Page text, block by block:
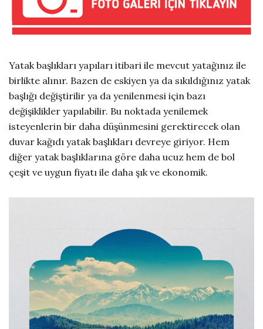
Yatak başlıkları yapıları itibari ile mevcut yatağınız ile
birlikte alınır. Bazen de eskiyen ya da sıkıldığınız yatak
başlığı değiştirilir ya da yenilenmesi için bazı
değişiklikler yapılabilir. Bu noktada yenilemek
isteyenlerin bir daha düşünmesini gerektirecek olan
duvar kağıdı yatak başlıkları devreye giriyor. Hem
diğer yatak başlıklarına göre daha ucuz hem de bol
çeşit ve uygun fiyatı ile daha şık ve ekonomik.